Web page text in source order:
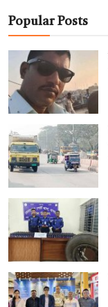
Popular Posts